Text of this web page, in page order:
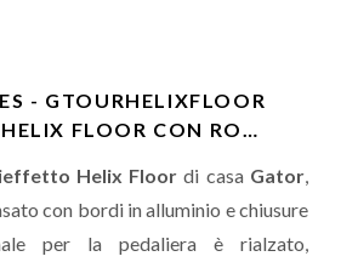
- GTOURHELIXFLOOR
FLOOR CON RO…
Helix Floor di casa Gator,
con bordi in alluminio e chiusure
per la pedaliera è rialzato,